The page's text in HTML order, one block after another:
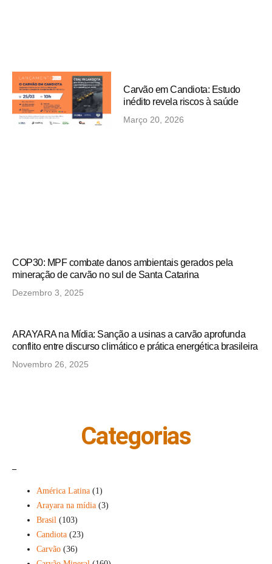
Carvão em Candiota: Estudo
inédito revela riscos à saúde
Março 20, 2026
COP30: MPF combate danos ambientais gerados pela
mineração de carvão no sul de Santa Catarina
Dezembro 3, 2025
ARAYARA na Mídia: Sanção a usinas a carvão aprofunda
conflito entre discurso climático e prática energética brasileira
Novembro 26, 2025
Categorias
América Latina (1)
Arayara na mídia (3)
Brasil (103)
Candiota (23)
Carvão (36)